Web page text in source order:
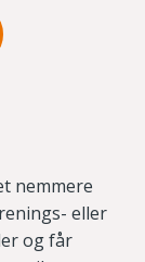
nemmere
eller
og får